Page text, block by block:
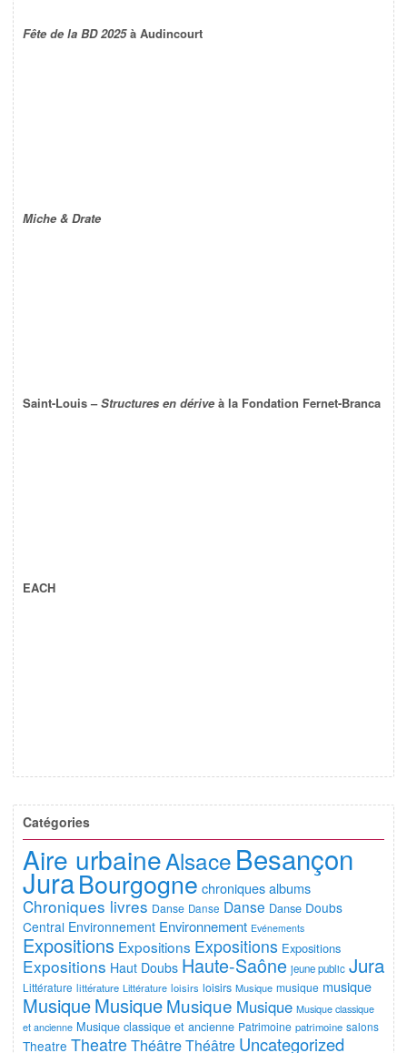
Fête de la BD 2025à Audincourt
Miche & Drate
Saint-Louis –Structures en dérive à la Fondation Fernet-Branca
EACH
Catégories
Aire urbaineAlsace Besançon
JuraBourgogne chroniques albums
Chroniques livres Danse Danse Danse Danse Doubs
Central Environnement Environnement Evénements
Expositions Expositions Expositions Expositions
Expositions Haut Doubs Haute-Saône jeune public Jura
Littérature littérature Littérature loisirs loisirs Musique musique musique
MusiqueMusiqueMusique Musique Musique classique
et ancienne Musique classique et ancienne Patrimoine patrimoine salons
Theatre Theatre ThéâtreThéâtre Uncategorized